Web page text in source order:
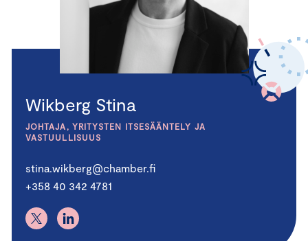
Wikberg Stina
JOHTAJA, YRITYSTEN ITSESÄÄNTELY JA
VASTUULLISUUS
stina.wikberg@chamber.fi
+358 40 342 4781